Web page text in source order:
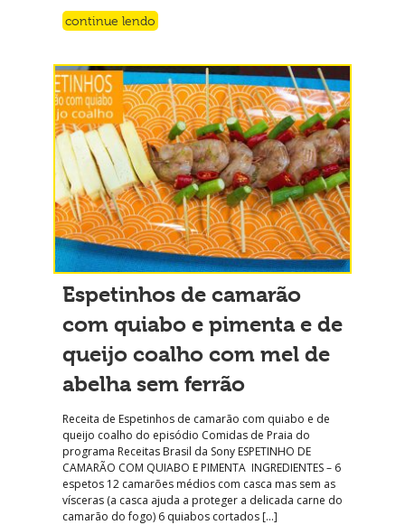
continue lendo
Espetinhos de camarão
com quiabo e pimenta e de
queijo coalho com mel de
abelha sem ferrão
Receita de Espetinhos de camarão com quiabo e de
queijo coalho do episódio Comidas de Praia do
programa Receitas Brasil da Sony ESPETINHO DE
CAMARÃO COM QUIABO E PIMENTA INGREDIENTES – 6
espetos 12 camarões médios com casca mas sem as
vísceras (a casca ajuda a proteger a delicada carne do
camarão do fogo) 6 quiabos cortados […]